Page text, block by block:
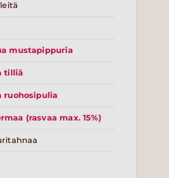
mustapippuria
tilliä
ruohosipulia
(rasvaa max. 15%)